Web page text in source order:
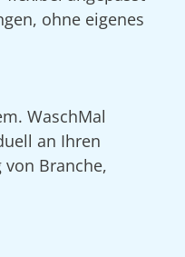
ohne eigenes
WaschMal
an Ihren
Branche,